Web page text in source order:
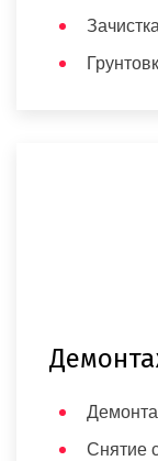
Снятие